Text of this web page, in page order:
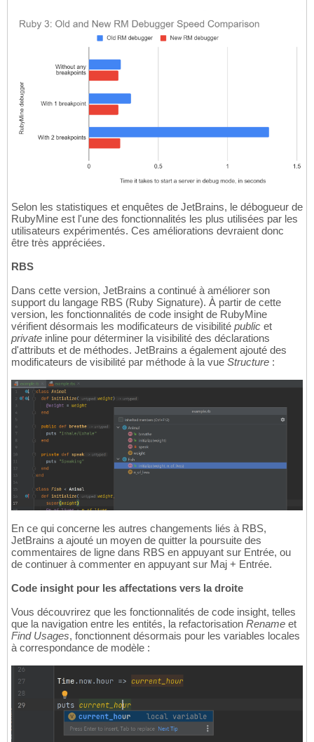
Selon les statistiques et enquêtes de JetBrains, le débogueur de
RubyMine est l'une des fonctionnalités les plus utilisées par les
utilisateurs expérimentés. Ces améliorations devraient donc
être très appréciées.
RBS
Dans cette version, JetBrains a continué à améliorer son
support du langage RBS (Ruby Signature). À partir de cette
version, les fonctionnalités de code insight de RubyMine
vérifient désormais les modificateurs de visibilité public et
private inline pour déterminer la visibilité des déclarations
d'attributs et de méthodes. JetBrains a également ajouté des
modificateurs de visibilité par méthode à la vue Structure :
En ce qui concerne les autres changements liés à RBS,
JetBrains a ajouté un moyen de quitter la poursuite des
commentaires de ligne dans RBS en appuyant sur Entrée, ou
de continuer à commenter en appuyant sur Maj + Entrée.
Code insight pour les affectations vers la droite
Vous découvrirez que les fonctionnalités de code insight, telles
que la navigation entre les entités, la refactorisation Rename et
Find Usages, fonctionnent désormais pour les variables locales
à correspondance de modèle :